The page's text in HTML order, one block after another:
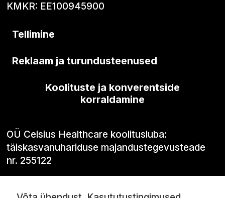
KMKR: EE100945900
Tellimine
Reklaam ja turundusteenused
Koolituste ja konverentside
korraldamine
OÜ Celsius Healthcare koolitusluba:
täiskasvanuhariduse majandustegevusteade
nr. 255122